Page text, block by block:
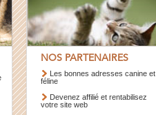
NOS PARTENAIRES
Les bonnes adresses canine et
féline
Devenez affilié et rentabilisez
votre site web